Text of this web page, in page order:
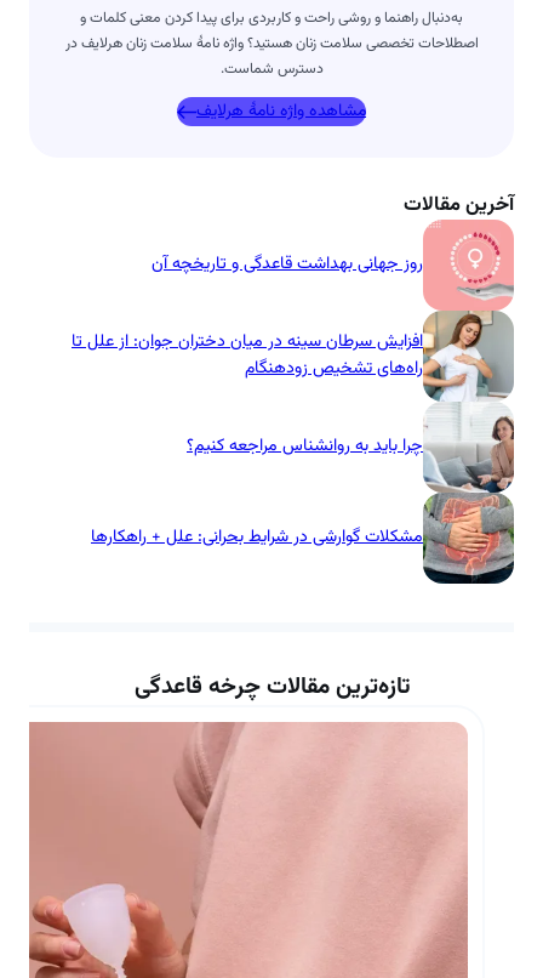
به‌دنبال راهنما و روشی راحت و کاربردی برای پیدا کردن معنی کلمات و
اصطلاحات تخصصی سلامت زنان هستید؟ واژه نامۀ سلامت زنان هرلایف در
دسترس شماست.
مشاهده واژه نامۀ هرلایف
آخرین مقالات
روز جهانی بهداشت قاعدگی و تاریخچه آن
افزایش سرطان سینه در میان دختران جوان: از علل تا
راه‌های تشخیص زودهنگام
چرا باید به روانشناس مراجعه کنیم؟
مشکلات گوارشی در شرایط بحرانی: علل + راهکارها
تازه‌ترین مقالات چرخه قاعدگی